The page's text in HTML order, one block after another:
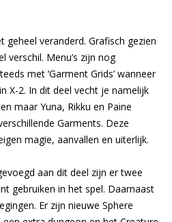
geheel veranderd. Grafisch gezien
verschil. Menu’s zijn nog
met ‘Garment Grids’ wanneer
X-2. In dit deel vecht je namelijk
maar Yuna, Rikku en Paine
Garments. Deze
magie, aanvallen en uiterlijk.
aan dit deel zijn er twee
gebruiken in het spel. Daarnaast
Er zijn nieuwe Sphere